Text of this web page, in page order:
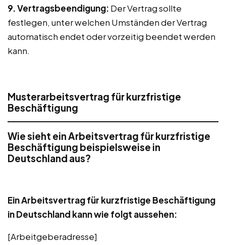
9. Vertragsbeendigung: Der Vertrag sollte
festlegen, unter welchen Umständen der Vertrag
automatisch endet oder vorzeitig beendet werden
kann.
Musterarbeitsvertrag für kurzfristige
Beschäftigung
Wie sieht ein Arbeitsvertrag für kurzfristige
Beschäftigung beispielsweise in
Deutschland aus?
Ein Arbeitsvertrag für kurzfristige Beschäftigung
in Deutschland kann wie folgt aussehen:
[Arbeitgeberadresse]